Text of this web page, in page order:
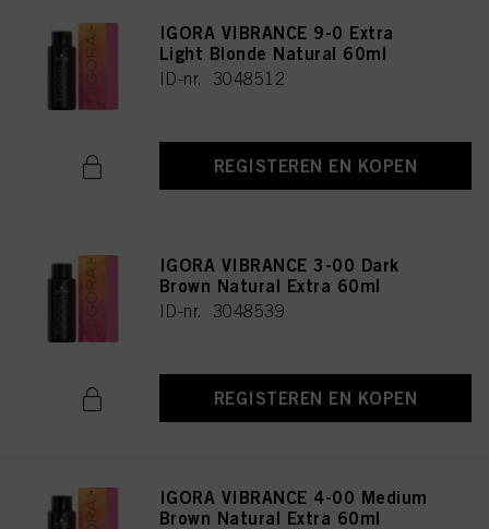
IGORA VIBRANCE 9-0 Extra
Light Blonde Natural 60ml
ID-nr. 3048512
REGISTEREN EN KOPEN
IGORA VIBRANCE 3-00 Dark
Brown Natural Extra 60ml
ID-nr. 3048539
REGISTEREN EN KOPEN
IGORA VIBRANCE 4-00 Medium
Brown Natural Extra 60ml